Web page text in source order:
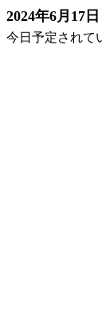
2024年6月17日
今日予定されて